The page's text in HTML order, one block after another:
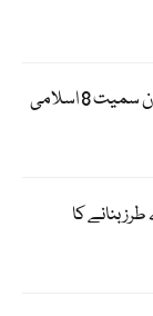
غزہ میں اسرائیلی کارروائیوں پر پاکستان سمیت 8 اسلامی
بنانے کا